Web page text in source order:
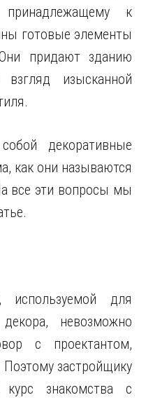
к
готовые элементы
Они придают зданию
изысканной
декоративные
как они называются
все эти вопросы мы
используемой для
невозможно
с проектантом,
застройщику
курс знакомства с